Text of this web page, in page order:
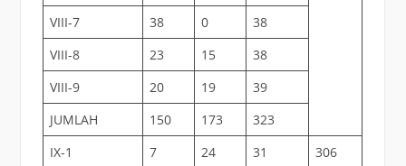
VIII-7
38 0
38
VIII-8
23 15
38
VIII-9
20 19
39
JUMLAH
150 173
323
IX-1
7 24 31
306